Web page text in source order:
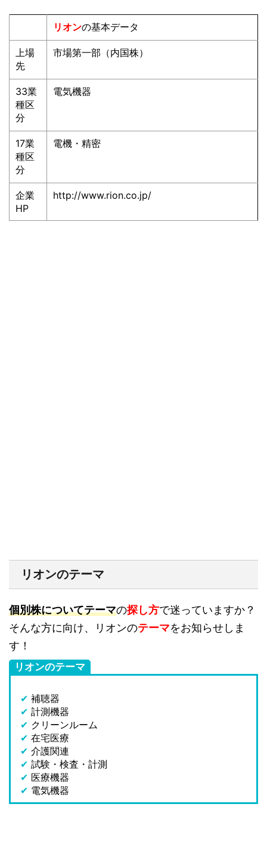
リオンの基本データ
上場
先
市場第一部（内国株）
33業
種区
分
電気機器
17業
種区
分
電機・精密
企業
HP
http://www.rion.co.jp/
リオンのテーマ
個別株についてテーマの探し方で迷っていますか？
そんな方に向け、リオンのテーマをお知らせしま
す！
リオンのテーマ
✔ 補聴器
✔ 計測機器
✔ クリーンルーム
✔ 在宅医療
✔ 介護関連
✔ 試験・検査・計測
✔ 医療機器
✔ 電気機器